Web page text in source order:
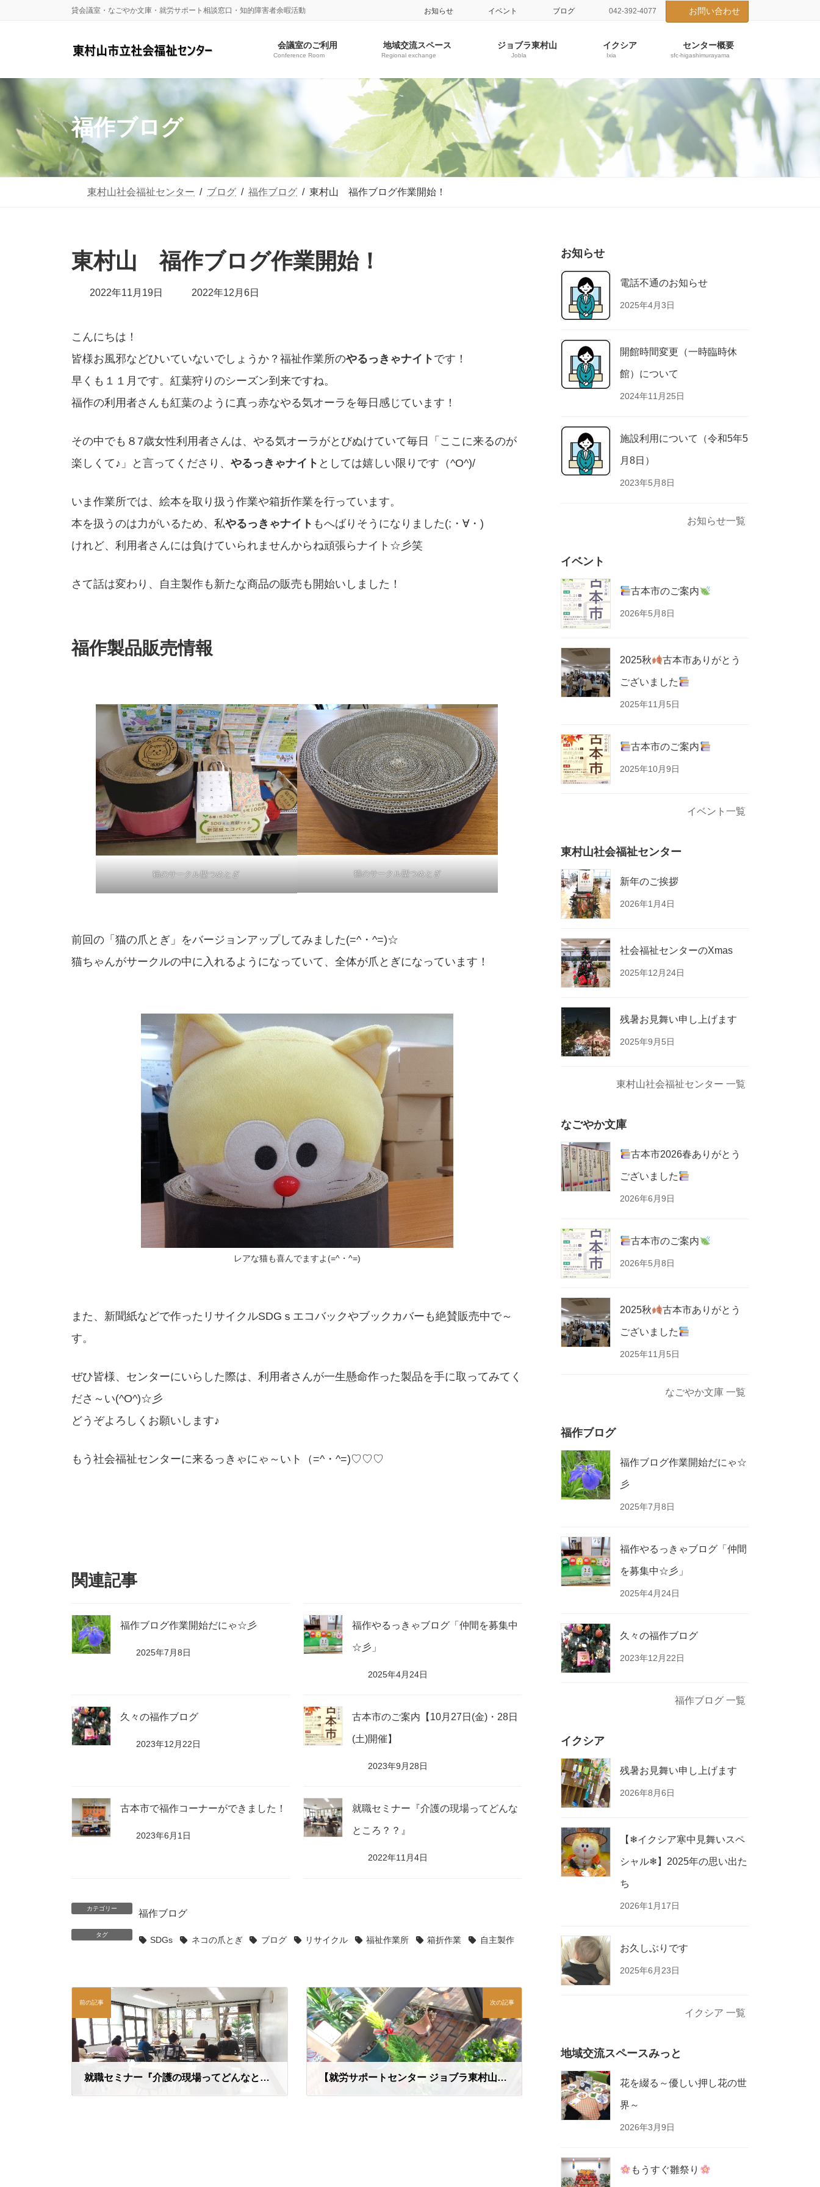
ン
へ
ー
ョ
貸会議室・なごやか文庫・就労サポート相談窓口・知的障害者余暇活動 お知らせ イベント ブログ 042-392-4077 お問い合わせ
会議室のご利用
Conference Room
地域交流スペース
Regional exchange
ジョブラ東村山
Jobla
イクシア
Ixia
センター概要
sfc-higashimurayama
福作ブログ
東村山社会福祉センター ブログ 福作ブログ 東村山 福作ブログ作業開始！
東村山 福作ブログ作業開始！
2022年11月19日 最
新
日
時
2022年12月6日
こんにちは！
皆様お風邪などひいていないでしょうか？福祉作業所のやるっきゃナイト です！
早くも１１月です。紅葉狩りのシーズン到来ですね。
福作の利用者さんも紅葉のように真っ赤なやる気オーラを毎日感じています！
その中でも８7歳女性利用者さんは、やる気オーラがとびぬけていて毎日「ここに来るのが
楽しくて♪」と言ってくださり、 やるっきゃナイト としては嬉しい限りです（^O^)/
いま作業所では、絵本を取り扱う作業や箱折作業を行っています。
本を扱うのは力がいるため、私やるっきゃナイト もへばりそうになりました(;・∀・)
けれど、利用者さんには負けていられませんからね頑張らナイト☆彡笑
さて話は変わり、自主製作も新たな商品の販売も開始いしました！
福作製品販売情報
猫のサークル型つめとぎ 猫のサークル型つめとぎ
前回の「猫の爪とぎ」をバージョンアップしてみました(=^・^=)☆
猫ちゃんがサークルの中に入れるようになっていて、全体が爪とぎになっています！
レアな猫も喜んでますよ(=^・^=)
また、新聞紙などで作ったリサイクルSDGｓエコバックやブックカバーも絶賛販売中で～
す。
ぜひ皆様、センターにいらした際は、利用者さんが一生懸命作った製品を手に取ってみてく
ださ～い(^O^)☆彡
どうぞよろしくお願いします♪
もう社会福祉センターに来るっきゃにゃ～いト（=^・^=)♡♡♡
関連記事
福作ブログ作業開始だにゃ☆彡
2025年7月8日
福作やるっきゃブログ「仲間を募集中
☆彡」
2025年4月24日
久々の福作ブログ
2023年12月22日
古本市のご案内【10月27日(金)・28日
(土)開催】
2023年9月28日
古本市で福作コーナーができました！
2023年6月1日
就職セミナー『介護の現場ってどんな
ところ？？』
2022年11月4日
カテゴリー 福作ブログ
タグ
SDGs ネコの爪とぎ ブログ リサイクル 福祉作業所 箱折作業 自主製作
前の記事
就職セミナー『介護の現場ってどんなところ？？』
次の記事
【就労サポートセンター ジョブラ東村山】です
お知らせ
電話不通のお知らせ
2025年4月3日
開館時間変更（一時臨時休
館）について
2024年11月25日
施設利用について（令和5年5
月8日）
2023年5月8日
お知らせ一覧
イベント
古本市のご案内
2026年5月8日
2025秋 古本市ありがとう
ございました
2025年11月5日
古本市のご案内
2025年10月9日
イベント一覧
東村山社会福祉センター
新年のご挨拶
2026年1月4日
社会福祉センターのXmas
2025年12月24日
残暑お見舞い申し上げます
2025年9月5日
東村山社会福祉センター 一覧
なごやか文庫
古本市2026春ありがとう
ございました
2026年6月9日
古本市のご案内
2026年5月8日
2025秋 古本市ありがとう
ございました
2025年11月5日
なごやか文庫 一覧
福作ブログ
福作ブログ作業開始だにゃ☆
彡
2025年7月8日
福作やるっきゃブログ「仲間
を募集中☆彡」
2025年4月24日
久々の福作ブログ
2023年12月22日
福作ブログ 一覧
イクシア
残暑お見舞い申し上げます
2026年8月6日
【❄イクシア寒中見舞いスペ
シャル❄】2025年の思い出た
ち
2026年1月17日
お久しぶりです
2025年6月23日
イクシア 一覧
地域交流スペースみっと
花を綴る～優しい押し花の世
界～
2026年3月9日
もうすぐ雛祭り